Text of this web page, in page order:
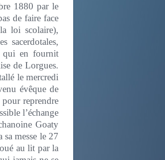
1880 par le
de faire face
loi scolaire),
sacerdotales,
qui en fournit
de Lorgues.
le mercredi
évêque de
reprendre
l’échange
Goaty
messe le 27
au lit par la